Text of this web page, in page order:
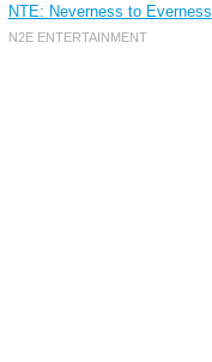
NTE: Neverness to Everness
N2E ENTERTAINMENT